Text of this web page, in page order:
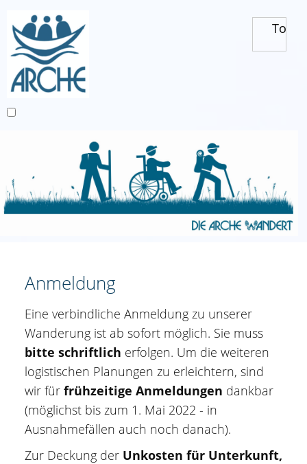
Anmeldung
Eine verbindliche Anmeldung zu unserer
Wanderung ist ab sofort möglich. Sie muss
bitte schriftlich erfolgen. Um die weiteren
logistischen Planungen zu erleichtern, sind
wir für frühzeitige Anmeldungen dankbar
(möglichst bis zum 1. Mai 2022 - in
Ausnahmefällen auch noch danach).
Zur Deckung der Unkosten für Unterkunft,